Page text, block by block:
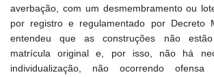
averbação, com um desmembramento ou
por registro e regulamentado por Decreto
entendeu que as construções não
matrícula original e, por isso, não há
individualização, não ocorrendo